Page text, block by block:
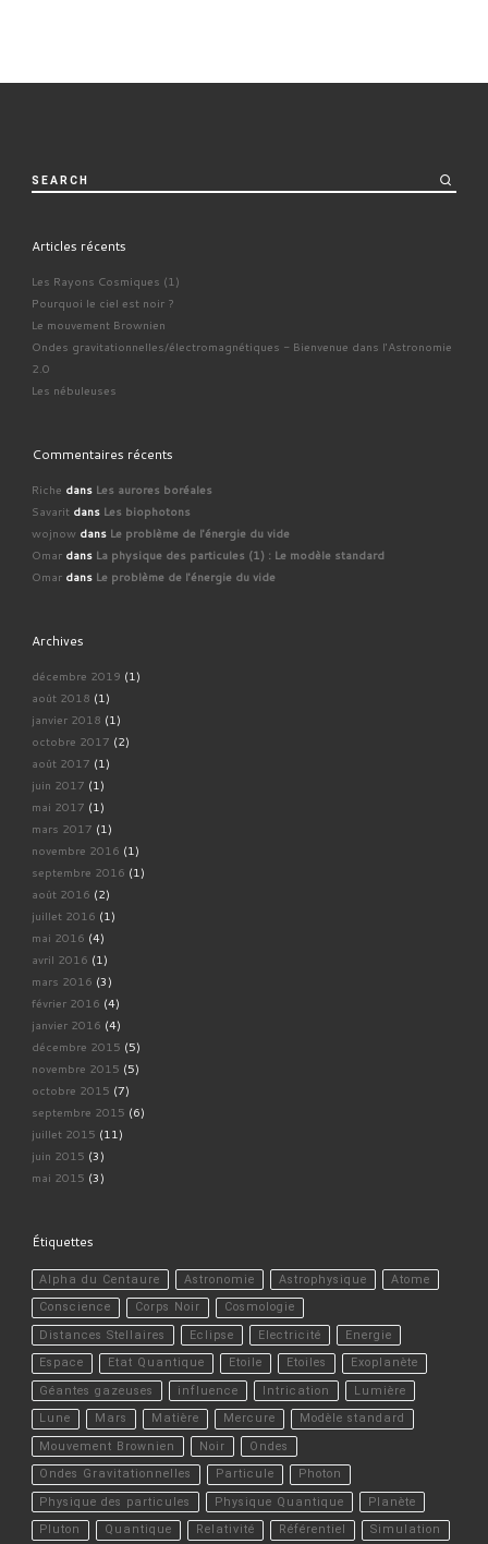
SEARCH
Articles récents
Les Rayons Cosmiques (1)
Pourquoi le ciel est noir ?
Le mouvement Brownien
Ondes gravitationnelles/électromagnétiques - Bienvenue dans l'Astronomie
2.0
Les nébuleuses
Commentaires récents
Riche dans Les aurores boréales
Savaritdans Les biophotons
wojnowdans Le problème de l'énergie du vide
Omardans La physique des particules (1) : Le modèle standard
Omardans Le problème de l'énergie du vide
Archives
décembre 2019 (1)
août 2018 (1)
janvier 2018 (1)
octobre 2017 (2)
août 2017 (1)
juin 2017 (1)
mai 2017 (1)
mars 2017 (1)
novembre 2016 (1)
septembre 2016 (1)
août 2016 (2)
juillet 2016 (1)
mai 2016 (4)
avril 2016 (1)
mars 2016 (3)
février 2016 (4)
janvier 2016 (4)
décembre 2015 (5)
novembre 2015 (5)
octobre 2015 (7)
septembre 2015 (6)
juillet 2015 (11)
juin 2015 (3)
mai 2015 (3)
Étiquettes
Alpha du Centaure Astronomie Astrophysique
Atome
Conscience
Corps Noir
Cosmologie
Distances Stellaires
Eclipse Electricité
Energie
Espace
Etat Quantique Etoile Etoiles
Exoplanète
Géantes gazeuses
influence Intrication
Lumière
Lune
Mars Matière Mercure
Modèle standard
Mouvement Brownien
Noir
Ondes
Ondes Gravitationnelles
Particule
Photon
Physique des particules
Physique Quantique
Planète
Pluton
Quantique Relativité Référentiel Simulation